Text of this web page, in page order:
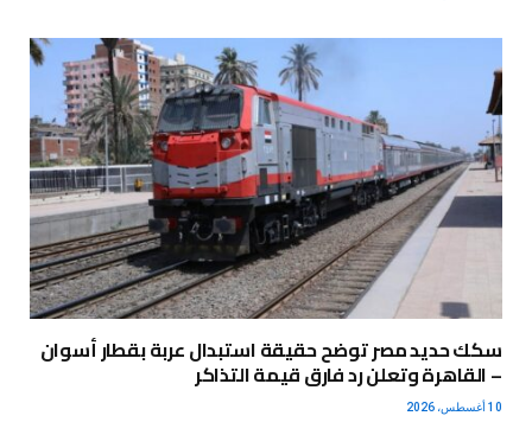
سكك حديد مصر توضح حقيقة استبدال عربة بقطار أسوان
– القاهرة وتعلن رد فارق قيمة التذاكر
10 أغسطس، 2026